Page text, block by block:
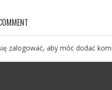
zalogować, aby móc dodać